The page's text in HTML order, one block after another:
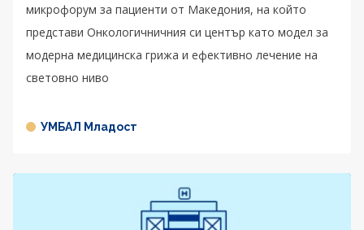
микрофорум за пациенти от Македония, на който
представи Онкологичничния си център като модел за
модерна медицинска грижа и ефективно лечение на
световно ниво
УМБАЛ Младост